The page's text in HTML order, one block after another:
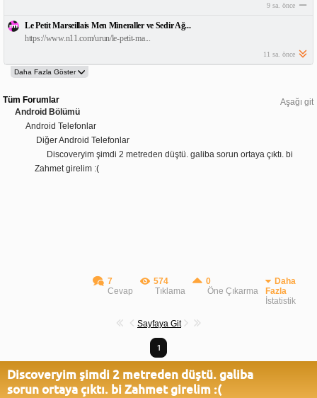
9 sa. önce
Le Petit Marseillais Men Mineraller ve Sedir Ağ...
https://www.n11.com/urun/le-petit-ma...
11 sa. önce
Aşağı git
Tüm Forumlar
Android Bölümü
Android Telefonlar
Diğer Android Telefonlar
Discoveryim şimdi 2 metreden düştü. galiba sorun ortaya çıktı. bi
Zahmet girelim :(
7
Cevap
574
Tıklama
0
Öne Çıkarma
Daha
Fazla
İstatistik
Sayfaya Git
1
Discoveryim şimdi 2 metreden düştü. galiba
sorun ortaya çıktı. bi Zahmet girelim :(